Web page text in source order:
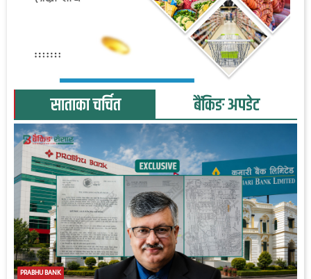
साताका चर्चित बैंकिङ अपडेट
PRABHU BANK